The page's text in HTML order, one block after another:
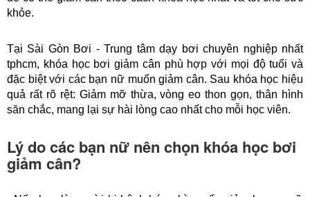
khỏe.
Tại Sài Gòn Bơi - Trung tâm dạy bơi chuyên nghiệp nhất
tphcm, khóa học bơi giảm cân phù hợp với mọi độ tuổi và
đặc biệt với các bạn nữ muốn giảm cân. Sau khóa học hiệu
quả rất rõ rệt: Giảm mỡ thừa, vòng eo thon gọn, thân hình
săn chắc, mang lại sự hài lòng cao nhất cho mỗi học viên.
Lý do các bạn nữ nên chọn khóa học bơi
giảm cân?